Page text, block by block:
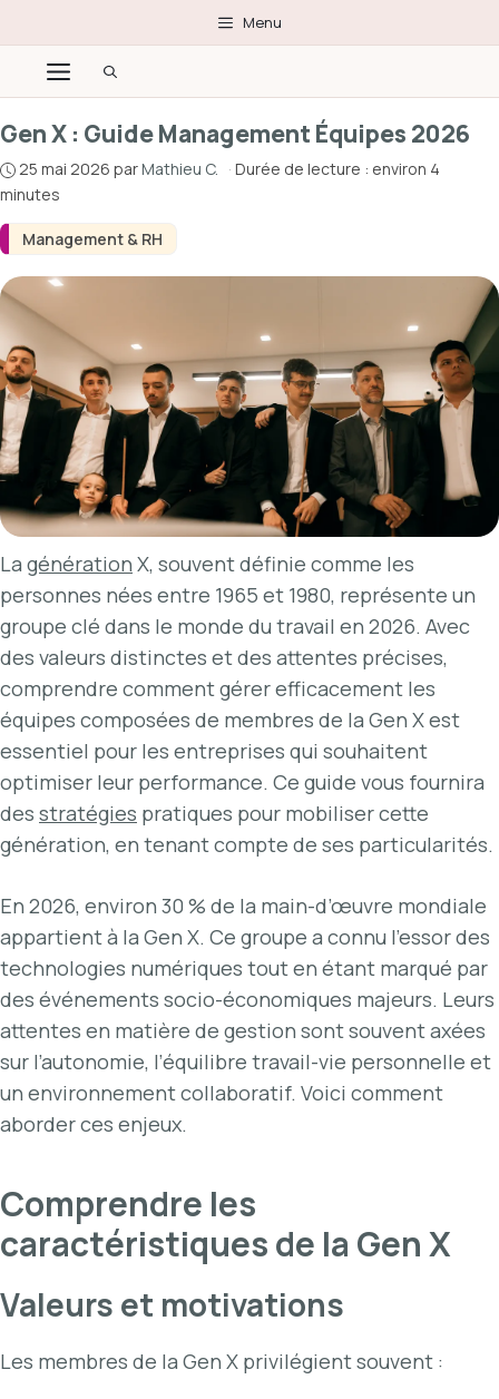
au
contenu
Menu
Menu
Management & RH
Gen X : Guide Management Équipes 2026
25 mai 2026 parMathieu C. · Durée de lecture : environ 4
minutes
La génération X, souvent définie comme les
personnes nées entre 1965 et 1980, représente un
groupe clé dans le monde du travail en 2026. Avec
des valeurs distinctes et des attentes précises,
comprendre comment gérer efficacement les
équipes composées de membres de la Gen X est
essentiel pour les entreprises qui souhaitent
optimiser leur performance. Ce guide vous fournira
des stratégies pratiques pour mobiliser cette
génération, en tenant compte de ses particularités.
En 2026, environ 30 % de la main-d’œuvre mondiale
appartient à la Gen X. Ce groupe a connu l’essor des
technologies numériques tout en étant marqué par
des événements socio-économiques majeurs. Leurs
attentes en matière de gestion sont souvent axées
sur l’autonomie, l’équilibre travail-vie personnelle et
un environnement collaboratif. Voici comment
aborder ces enjeux.
Comprendre les
caractéristiques de la Gen X
Valeurs et motivations
Les membres de la Gen X privilégient souvent :